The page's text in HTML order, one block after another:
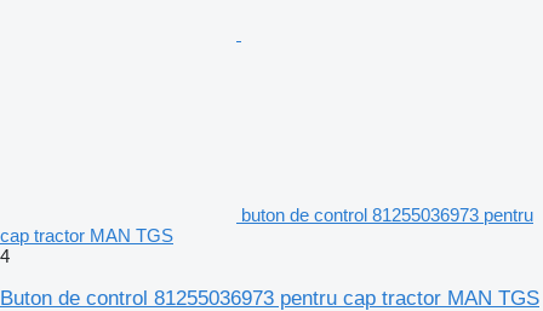
buton de control 81255036973 pentru
cap tractor MAN TGS
4
Buton de control 81255036973 pentru cap tractor MAN TGS